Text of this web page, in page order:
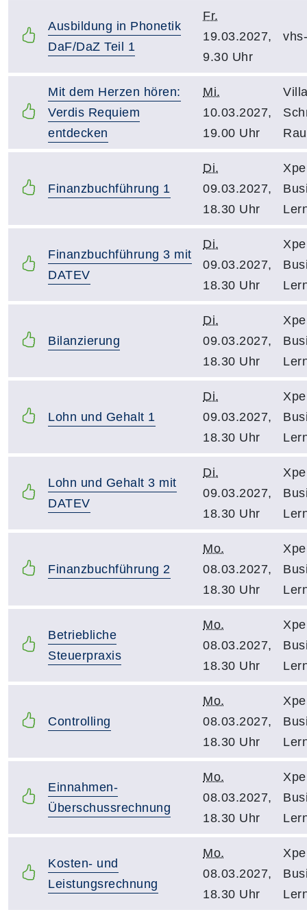
Ausbildung in Phonetik
DaF/DaZ Teil 1
Fr.
19.03.2027,
9.30 Uhr
Mit dem Herzen hören:
Verdis Requiem
entdecken
Mi.
10.03.2027,
19.00 Uhr
Finanzbuchführung 1
Di.
09.03.2027,
18.30 Uhr
Finanzbuchführung 3 mit
DATEV
Di.
09.03.2027,
18.30 Uhr
Bilanzierung
Di.
09.03.2027,
18.30 Uhr
Lohn und Gehalt 1
Di.
09.03.2027,
18.30 Uhr
Lohn und Gehalt 3 mit
DATEV
Di.
09.03.2027,
18.30 Uhr
Finanzbuchführung 2
Mo.
08.03.2027,
18.30 Uhr
Betriebliche
Steuerpraxis
Mo.
08.03.2027,
18.30 Uhr
Controlling
Mo.
08.03.2027,
18.30 Uhr
Einnahmen-
Überschussrechnung
Mo.
08.03.2027,
18.30 Uhr
Kosten- und
Leistungsrechnung
Mo.
08.03.2027,
18.30 Uhr